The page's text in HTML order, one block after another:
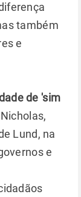
também
e
de 'sim
Lund, na
e